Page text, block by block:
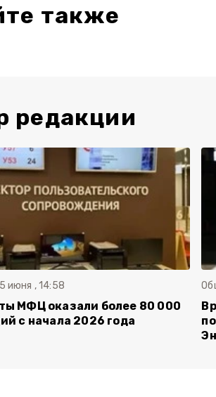
также
редакции
июня , 14:58
МФЦ оказали более 80 000
с начала 2026 года